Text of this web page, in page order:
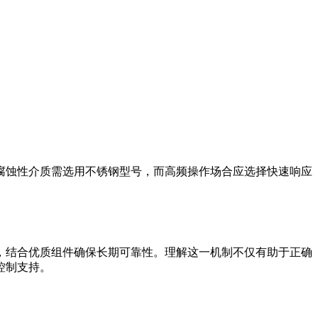
性介质需选用不锈钢型号，而高频操作场合应选择快速响应
合优质组件确保长期可靠性。理解这一机制不仅有助于正确
支持。